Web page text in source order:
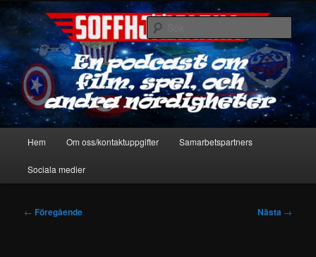
Hoppa
primärt
innehållSoffhjältarna
En podcast om film, spel & andra nördigheter
Sök
Hem Om oss/kontaktuppgifter Samarbetspartners
Sociala medier
Inläggsnavigering
← Föregående Nästa →